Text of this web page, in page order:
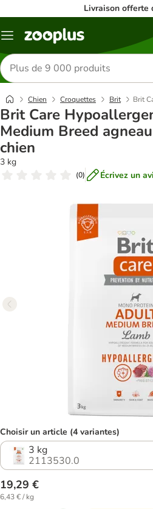
Livraison offerte
Menu
Rechercher
des
produits
Chien Croquettes Brit Brit
Brit Care
Medium Breed
chien
3 kg
(0) Écrivez un
Choisir un article (4 variantes)
3 kg
2113530.0
19,29 €
6,43 € / kg